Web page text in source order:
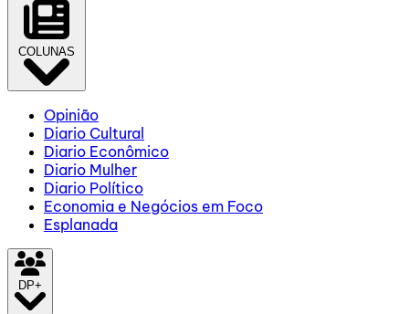
COLUNAS
Opinião
Diario Cultural
Diario Econômico
Diario Mulher
Diario Político
Economia e Negócios em Foco
Esplanada
DP+